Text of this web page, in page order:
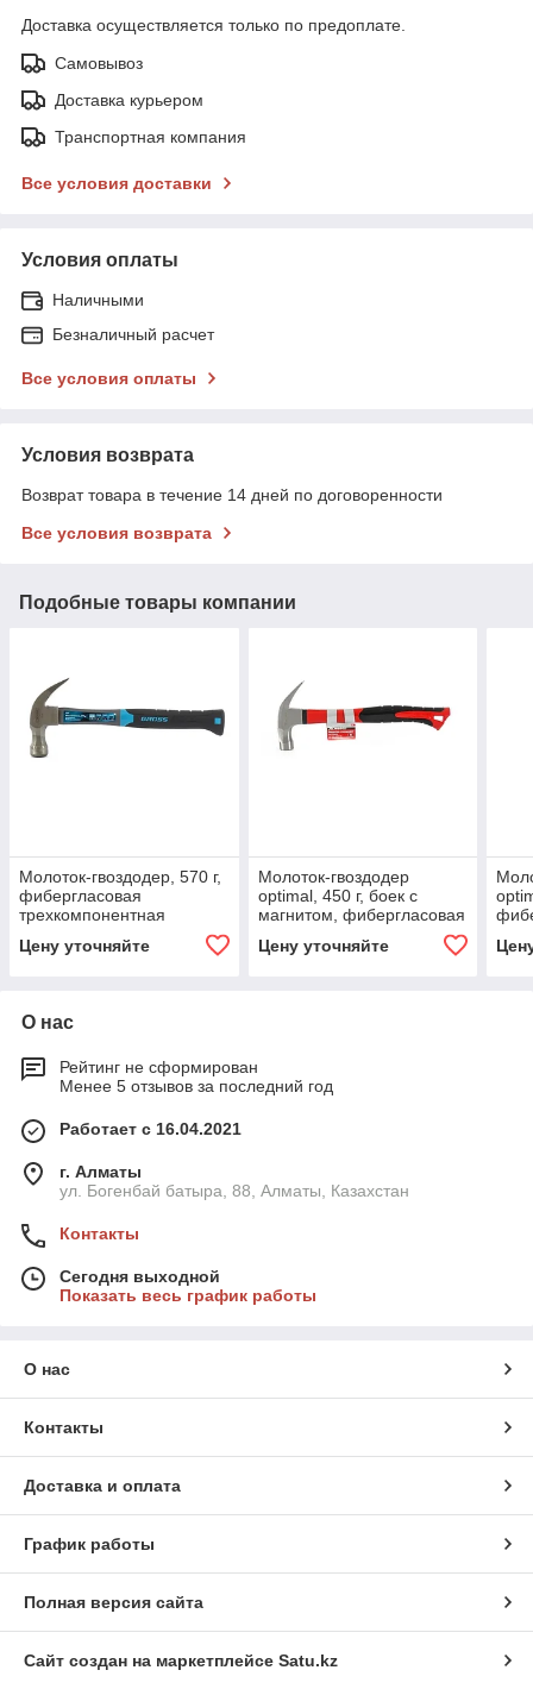
Доставка осуществляется только по предоплате.
Самовывоз
Доставка курьером
Транспортная компания
Все условия доставки
Условия оплаты
Наличными
Безналичный расчет
Все условия оплаты
Условия возврата
Возврат товара в течение 14 дней по договоренности
Все условия возврата
Подобные товары компании
Молоток-гвоздодер, 570 г,
фибергласовая
трехкомпонентная
Цену уточняйте
Молоток-гвоздодер
optimal, 450 г, боек c
магнитом, фибергласовая
обрезиненная рукоятка.
MATRIX
Цену уточняйте
О нас
Рейтинг не сформирован
Менее 5 отзывов за последний год
Работает с 16.04.2021
г. Алматы
ул. Богенбай батыра, 88, Алматы, Казахстан
Контакты
Сегодня выходной
Показать весь график работы
О нас
Контакты
Доставка и оплата
График работы
Полная версия сайта
Сайт создан на маркетплейсе Satu.kz